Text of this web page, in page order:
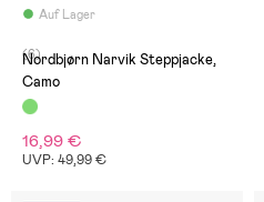
Auf Lager
(6)
Nordbjørn Narvik Steppjacke,
Camo
16,99 €
UVP: 49,99 €